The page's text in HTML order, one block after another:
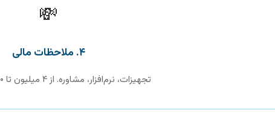
💸
۴. ملاحظات مالی
تجهیزات، نرم‌افزار، مشاوره. از ۴ میلیون تا ۱۰ میلیارد تومان.